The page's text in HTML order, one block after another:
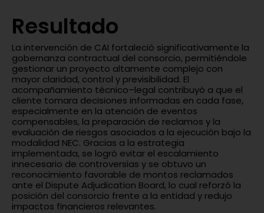
Resultado
La intervención de CAI fortaleció significativamente la
gobernanza contractual del consorcio, permitiéndole
gestionar un proyecto altamente complejo con
mayor claridad, control y previsibilidad. El
acompañamiento técnico–legal contribuyó a que el
cliente tomara decisiones informadas en cada fase,
especialmente en la atención de eventos
compensables, la preparación de reclamos y la
evaluación de riesgos asociados a la ejecución bajo la
modalidad NEC. Gracias a la estrategia
implementada, se logró evitar el escalamiento
innecesario de controversias y se obtuvo un
reconocimiento favorable de montos reclamados
ante el Dispute Adjudication Board, lo cual reforzó la
posición del consorcio frente a la entidad y redujo
impactos financieros relevantes.